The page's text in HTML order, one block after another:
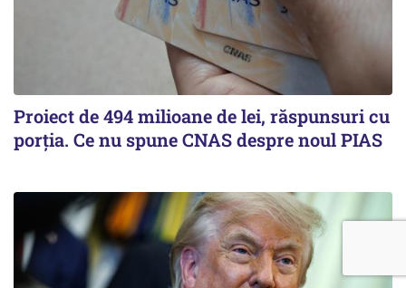
Proiect de 494 milioane de lei, răspunsuri cu
porția. Ce nu spune CNAS despre noul PIAS